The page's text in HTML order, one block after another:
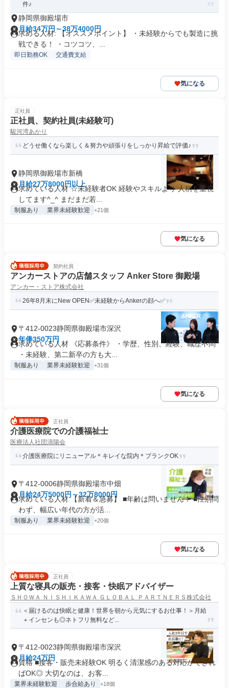
件♪
静岡県御殿場市
月給34万円～38万4000円
求める人材: 【オススメポイント】 ・未経験からでも製造に挑
戦できる！ ・コツコツ、...
即日勤務OK 交通費支給
気になる
正社員
正社員、契約社員(未経験可)
駿河湾あかり
どうせ働くなら楽しく＆努力や頑張りをしっかり昇給で評価♪
静岡県御殿場市新橋
月給27万8000円以上
求めている人材 ☆未経験者OK 経験やスキルより 人柄を重視
してます^_^ まだまだ若...
制服あり 業界未経験歓迎 +21個
気になる
契約社員
アンカーストアの店舗スタッフ Anker Store 御殿場
アンカー・ストア株式会社
26年8月末にNew OPEN✅未経験からAnkerの顔へ✅
〒412-0023静岡県御殿場市深沢
年俸350万円
求めている人材 《応募条件》 ・学歴、性別、経験、職歴不問
・未経験、第二新卒の方も大...
制服あり 業界未経験歓迎 +31個
気になる
正社員
介護医療院での介護福祉士
医療法人社団清陽会
介護医療院にリニューアル＊キレイな院内＊ブランクOK
〒412-0006静岡県御殿場市中畑
月給24万5000円～32万8000円
求めている人材 【新着＆急募】 ■年齢は問いません！ ■性別問
わず、幅広い年代の方が活...
制服あり 業界未経験歓迎 +20個
気になる
正社員
上質な寝具の販売・接客・快眠アドバイザー
ＳＨＯＷＡ ＮＩＳＨＩＫＡＷＡ ＧＬＯＢＡＬ ＰＡＲＴＮＥＲＳ株式会社
＜届けるのは快眠と健康！世界を朝から元気にするお仕事！＞月給
＋インセンも◎ネトフリ無料など...
〒412-0023静岡県御殿場市深沢
月給24万円
資格 ■接客・販売未経験OK 明るく清潔感のある対応ができれ
ばOK◎ 大切なのは、お客...
業界未経験歓迎 歩合給あり +18個